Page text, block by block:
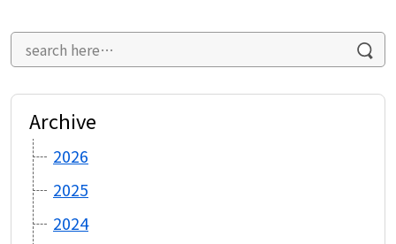
Archive
2026
2025
2024